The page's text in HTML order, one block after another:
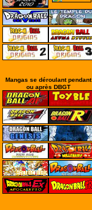
Mangas se déroulant pendant
ou après DBGT